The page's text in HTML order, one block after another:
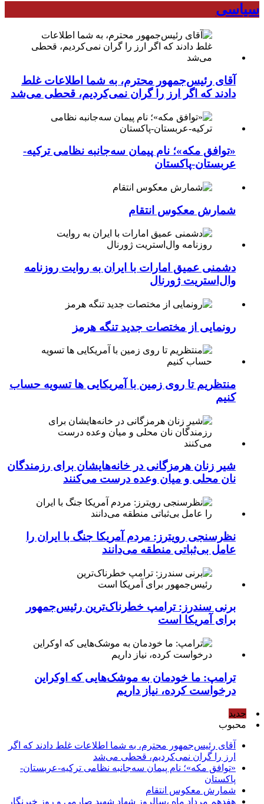
سیاسی
آقای رئیس‌جمهور محترم، به شما اطلاعات غلط
دادند که اگر ارز را گران نمی‌کردیم، قحطی می‌شد
«توافق مکه»؛ نام پیمان سه‌جانبه نظامی ترکیه-
عربستان-پاکستان
شمارش معکوس انتقام
دشمنی عمیق امارات با ایران به روایت روزنامه
وال‌استریت ژورنال
رونمایی از مختصات جدید تنگه هرمز
منتظریم تا روی زمین با آمریکایی ها تسویه حساب
کنیم
شیر زنان هرمزگانی در خانه‌هایشان برای رزمندگان
نان محلی و میان وعده درست می‌کنند
نظرسنجی رویترز: مردم آمریکا جنگ با ایران را
عامل بی‌ثباتی منطقه می‌دانند
برنی سندرز: ترامپ خطرناک‌ترین رئیس‌جمهور
برای آمریکا است
ترامپ: ما خودمان به موشک‌هایی که اوکراین
درخواست کرده، نیاز داریم
جدید
محبوب
آقای رئیس‌جمهور محترم، به شما اطلاعات غلط دادند که اگر
ارز را گران نمی‌کردیم، قحطی می‌شد
«توافق مکه»؛ نام پیمان سه‌جانبه نظامی ترکیه-عربستان-
پاکستان
شمارش معکوس انتقام
هفدهم مرداد ماه ،سالروز شهاد شهید صارمی و روز خبرنگار